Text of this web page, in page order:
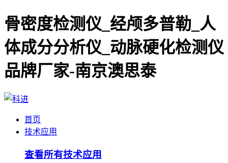
骨密度检测仪_经颅多普勒_人
体成分分析仪_动脉硬化检测仪
品牌厂家-南京澳思泰
首页
技术应用
查看所有技术应用